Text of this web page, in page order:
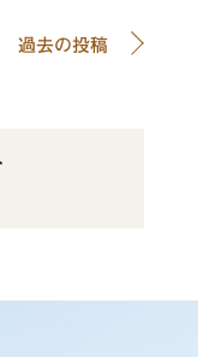
過去の投稿
お問い合せ